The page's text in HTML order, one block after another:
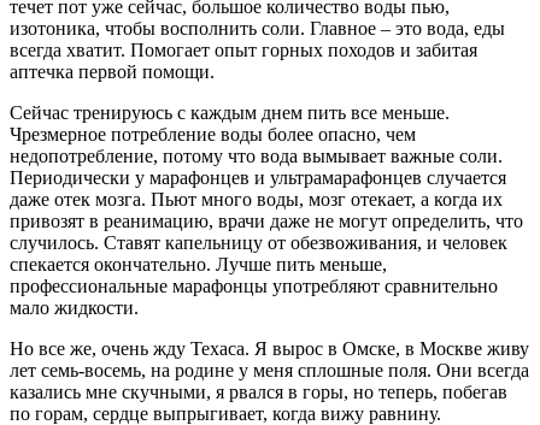
течет пот уже сейчас, большое количество воды пью,
изотоника, чтобы восполнить соли. Главное – это вода, еды
всегда хватит. Помогает опыт горных походов и забитая
аптечка первой помощи.
Сейчас тренируюсь с каждым днем пить все меньше.
Чрезмерное потребление воды более опасно, чем
недопотребление, потому что вода вымывает важные соли.
Периодически у марафонцев и ультрамарафонцев случается
даже отек мозга. Пьют много воды, мозг отекает, а когда их
привозят в реанимацию, врачи даже не могут определить, что
случилось. Ставят капельницу от обезвоживания, и человек
спекается окончательно. Лучше пить меньше,
профессиональные марафонцы употребляют сравнительно
мало жидкости.
Но все же, очень жду Техаса. Я вырос в Омске, в Москве живу
лет семь-восемь, на родине у меня сплошные поля. Они всегда
казались мне скучными, я рвался в горы, но теперь, побегав
по горам, сердце выпрыгивает, когда вижу равнину.